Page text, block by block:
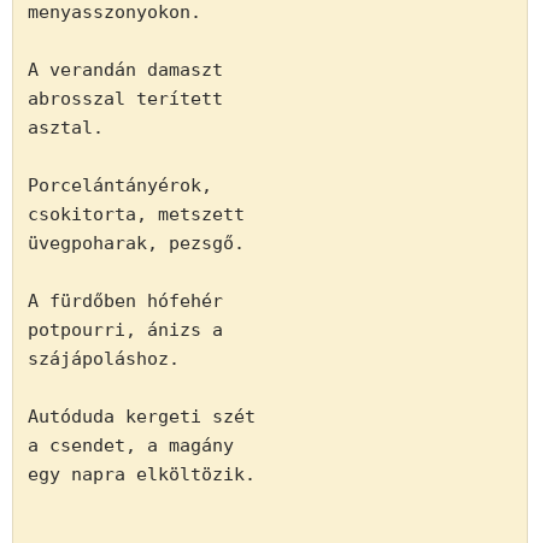
menyasszonyokon.
A verandán damaszt
abrosszal terített
asztal.
Porcelántányérok,
csokitorta, metszett
üvegpoharak, pezsgő.
A fürdőben hófehér
potpourri, ánizs a
szájápoláshoz.
Autóduda kergeti szét
a csendet, a magány
egy napra elköltözik.